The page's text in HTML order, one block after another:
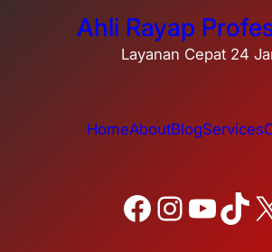
Ahli Rayap
Layanan Cepat 24
HomeAboutBlogServices
Facebook Instagram YouTube TikTok X